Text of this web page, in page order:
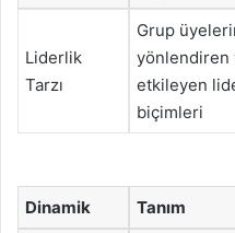
Liderlik
Tarzı
Grup
yönlendiren
etkileyen
biçimleri
Dinamik Tanım